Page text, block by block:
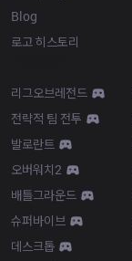
Blog
로고 히스토리
리그오브레전드
전략적 팀 전투
발로란트
오버워치2
배틀그라운드
슈퍼바이브
데스크톱